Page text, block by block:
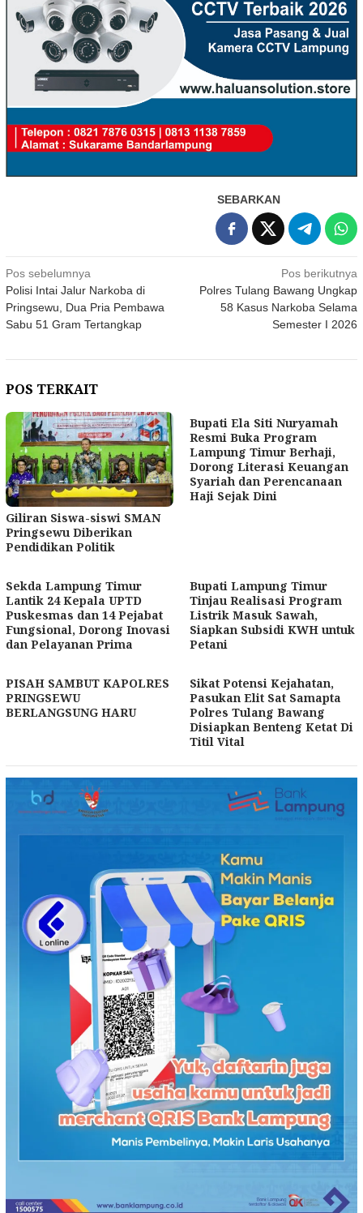
SEBARKAN
Navigasi
pos
Pos sebelumnya
Polisi Intai Jalur Narkoba di
Pringsewu, Dua Pria Pembawa
Sabu 51 Gram Tertangkap
Pos berikutnya
Polres Tulang Bawang Ungkap
58 Kasus Narkoba Selama
Semester I 2026
POS TERKAIT
Giliran Siswa-siswi SMAN
Pringsewu Diberikan
Pendidikan Politik
Bupati Ela Siti Nuryamah
Resmi Buka Program
Lampung Timur Berhaji,
Dorong Literasi Keuangan
Syariah dan Perencanaan
Haji Sejak Dini
Sekda Lampung Timur
Lantik 24 Kepala UPTD
Puskesmas dan 14 Pejabat
Fungsional, Dorong Inovasi
dan Pelayanan Prima
Bupati Lampung Timur
Tinjau Realisasi Program
Listrik Masuk Sawah,
Siapkan Subsidi KWH untuk
Petani
PISAH SAMBUT KAPOLRES
PRINGSEWU
BERLANGSUNG HARU
Sikat Potensi Kejahatan,
Pasukan Elit Sat Samapta
Polres Tulang Bawang
Disiapkan Benteng Ketat Di
Titil Vital